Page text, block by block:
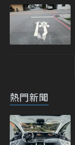
熱門新聞